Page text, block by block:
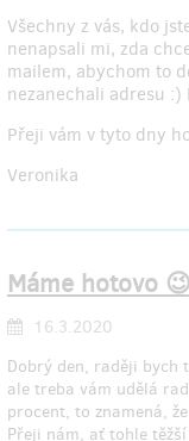
Všechny z vás, kdo
nenapsali mi, zda
mailem, abychom to
nezanechali adresu
Přeji vám v tyto dny
Veronika
Máme hotovo 😉
16.3.2020
Dobrý den, raději bych
ale treba vám udělá
procent, to znamená,
Přeji nám, ať tohle